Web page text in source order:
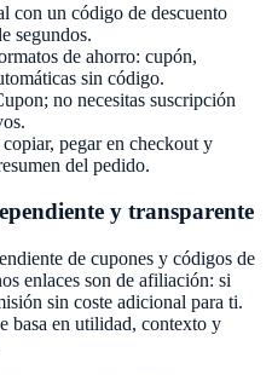
con un código de descuento
segundos.
de ahorro: cupón,
sin código.
; no necesitas suscripción
pegar en checkout y
del pedido.
y transparente
de cupones y códigos de
enlaces son de afiliación: si
sin coste adicional para ti.
basa en utilidad, contexto y